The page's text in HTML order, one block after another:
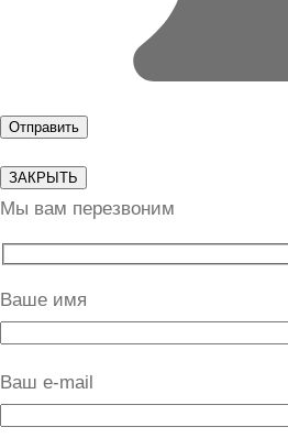
ЗАКРЫТЬ
Мы вам перезвоним
Ваше имя
Ваш e-mail